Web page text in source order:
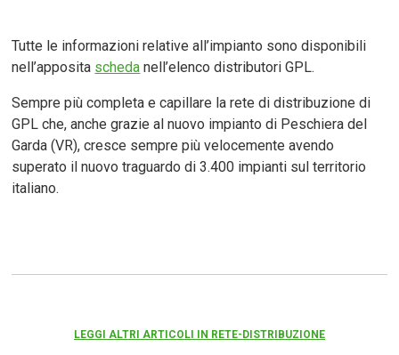
Tutte le informazioni relative all’impianto sono disponibili
nell’apposita scheda nell’elenco distributori GPL.
Sempre più completa e capillare la rete di distribuzione di
GPL che, anche grazie al nuovo impianto di Peschiera del
Garda (VR), cresce sempre più velocemente avendo
superato il nuovo traguardo di 3.400 impianti sul territorio
italiano.
LEGGI ALTRI ARTICOLI IN RETE-DISTRIBUZIONE